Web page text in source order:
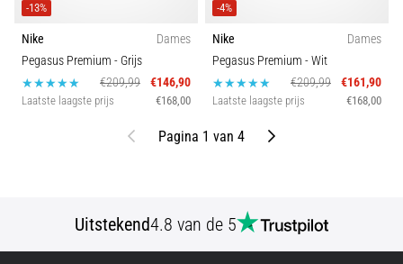
-13%
Nike
Dames
Pegasus Premium - Grijs
€209,99
€146,90
Laatste laagste prijs €168,00
-4%
Nike
Dames
Pegasus Premium - Wit
€209,99
€161,90
Laatste laagste prijs €168,00
VorigePagina 1 van 4 Volgende
Uitstekend4.8 van de 5